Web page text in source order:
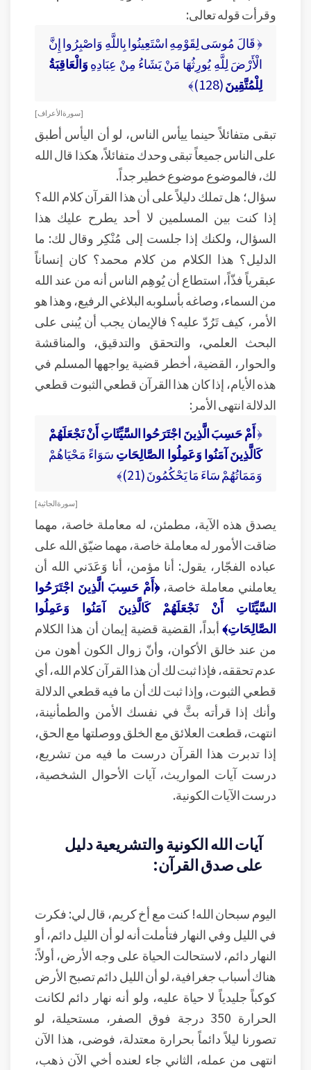
وقرأت قوله تعالى:
﴿ قَالَ مُوسَى لِقَوْمِهِ اسْتَعِينُوا بِاللَّهِ وَاصْبِرُوا إِنَّ
الْأَرْضَ لِلَّهِ يُورِثُهَا مَنْ يَشَاءُ مِنْ عِبَادِهِوَالْعَاقِبَةُ
لِلْمُتَّقِينَ(128)﴾
[ سورة الأعراف ]
تبقى متفائلاً حينما ييأس الناس، لو أن اليأس أطبق
على الناس جميعاً تبقى وحدك متفائلاً، هكذا قال الله
لك، فالموضوع موضوع خطير جداً.
سؤال؛ هل تملك دليلاً على أن هذا القرآن كلام الله؟
إذا كنت بين المسلمين لا أحد يطرح عليك هذا
السؤال، ولكنك إذا جلست إلى مُنْكِر وقال لك: ما
الدليل؟ هذا الكلام من كلام محمد؟ كان إنساناً
عبقرياً فذّاً، استطاع أن يُوهِم الناس أنه من عند الله
من السماء، وصاغه بأسلوبه البلاغي الرفيع، وهذا هو
الأمر، كيف تَرُدّ عليه؟ فالإيمان يجب أن يُبنى على
البحث العلمي، والتحقق والتدقيق، والمناقشة
والحوار، القضية، أخطر قضية يواجهها المسلم في
هذه الأيام، إذا كان هذا القرآن قطعي الثبوت قطعي
الدلالة انتهى الأمر:
﴿أَمْ حَسِبَ الَّذِينَ اجْتَرَحُوا السَّيِّئَاتِ أَنْ نَجْعَلَهُمْ
كَالَّذِينَ آمَنُوا وَعَمِلُوا الصَّالِحَاتِسَوَاءً مَحْيَاهُمْ
وَمَمَاتُهُمْ سَاءَ مَا يَحْكُمُونَ (21)﴾
[ سورة الجاثية ]
يصدق هذه الآية، مطمئن، له معاملة خاصة، مهما
ضاقت الأمور له معاملة خاصة، مهما ضيّق الله على
عباده الفجّار، يقول: أنا مؤمن، أنا وَعَدَني الله أن
يعاملني معاملة خاصة،﴿أَمْ حَسِبَ الَّذِينَ اجْتَرَحُوا
السَّيِّئَاتِ أَنْ نَجْعَلَهُمْ كَالَّذِينَ آمَنُوا وَعَمِلُوا
الصَّالِحَاتِ﴾أبداً، القضية قضية إيمان أن هذا الكلام
من عند خالق الأكوان، وأنّ زوال الكون أهون من
عدم تحققه، فإذا ثبت لك أن هذا القرآن كلام الله، أي
قطعي الثبوت، وإذا ثبت لك أن ما فيه قطعي الدلالة
وأنك إذا قرأته بثَّ في نفسك الأمن والطمأنينة،
انتهت، قطعت العلائق مع الخلق ووصلتها مع الحق،
إذا تدبرت هذا القرآن درست ما فيه من تشريع،
درست آيات المواريث، آيات الأحوال الشخصية،
درست الآيات الكونية.
آيات الله الكونية والتشريعية دليل
على صدق القرآن:
اليوم سبحان الله! كنت مع أخ كريم، قال لي: فكرت
في الليل وفي النهار فتأملت أنه لو أن الليل دائم، أو
النهار دائم، لاستحالت الحياة على وجه الأرض، أولاً:
هناك أسباب جغرافية، لو أن الليل دائم تصبح الأرض
كوكباً جليدياً لا حياة عليه، ولو أنه نهار دائم لكانت
الحرارة 350 درجة فوق الصفر، مستحيلة، لو
تصورنا ليلاً دائماً بحرارة معتدلة، فوضى، هذا الآن
انتهى من عمله، الثاني جاء لعنده أخي الآن ذهب،